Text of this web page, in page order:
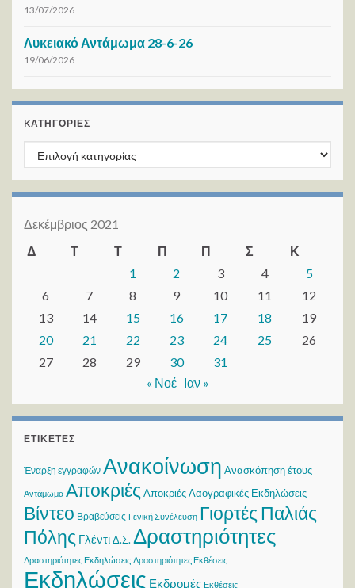
13/07/2026
Λυκειακό Αντάμωμα 28-6-26
19/06/2026
KΑΤΗΓΟΡΊΕΣ
Kατηγορίες
Δεκέμβριος 2021
Δ
Τ Τ Π Π Σ
Κ
1
2 3 4
5
6
7 8 9 10 11
12
13
14 15 16 17 18
19
20
21 22 23 24 25
26
27
28 29 30
31
« Νοέ Ιαν »
ΕΤΙΚΈΤΕΣ
Έναρξη εγγραφών Ανακοίνωση Ανασκόπηση έτους
Αντάμωμα Αποκριές Αποκριές Λαογραφικές Εκδηλώσεις
Βίντεο Βραβεύσεις Γενική Συνέλευση Γιορτές Παλιάς
Πόλης ΓλέντιΔ.Σ. Δραστηριότητες
Δραστηριότητες Εκδηλώσεις Δραστηριότητες Εκθέσεις
Εκδηλώσεις Εκδρομές Εκθέσεις